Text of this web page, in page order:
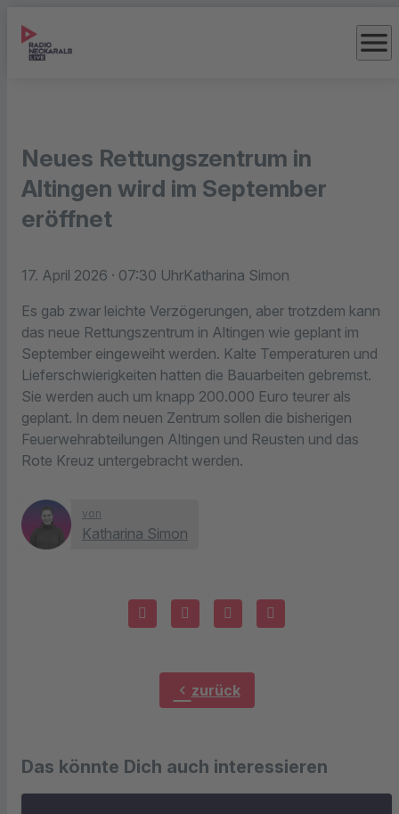
menu
Neues Rettungszentrum in
Altingen wird im September
eröffnet
17. April 2026 · 07:30 UhrKatharina Simon
Es gab zwar leichte Verzögerungen, aber trotzdem kann
das neue Rettungszentrum in Altingen wie geplant im
September eingeweiht werden. Kalte Temperaturen und
Lieferschwierigkeiten hatten die Bauarbeiten gebremst.
Sie werden auch um knapp 200.000 Euro teurer als
geplant. In dem neuen Zentrum sollen die bisherigen
Feuerwehrabteilungen Altingen und Reusten und das
Rote Kreuz untergebracht werden.
von
Katharina Simon
chevron_left zurück
Das könnte Dich auch interessieren